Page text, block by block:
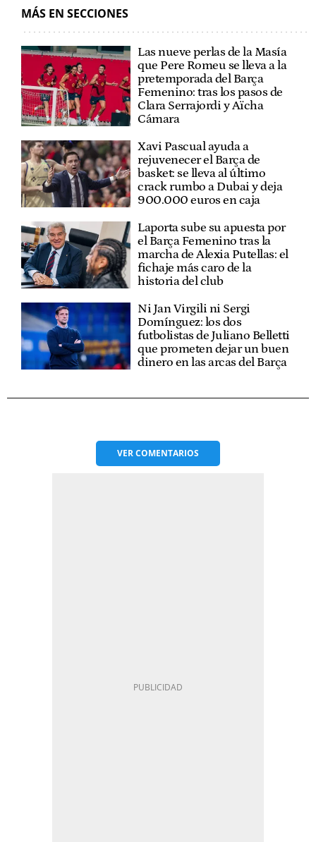
MÁS EN SECCIONES
Las nueve perlas de la Masía
que Pere Romeu se lleva a la
pretemporada del Barça
Femenino: tras los pasos de
Clara Serrajordi y Aïcha
Cámara
Xavi Pascual ayuda a
rejuvenecer el Barça de
basket: se lleva al último
crack rumbo a Dubai y deja
900.000 euros en caja
Laporta sube su apuesta por
el Barça Femenino tras la
marcha de Alexia Putellas: el
fichaje más caro de la
historia del club
Ni Jan Virgili ni Sergi
Domínguez: los dos
futbolistas de Juliano Belletti
que prometen dejar un buen
dinero en las arcas del Barça
VERCOMENTARIOS